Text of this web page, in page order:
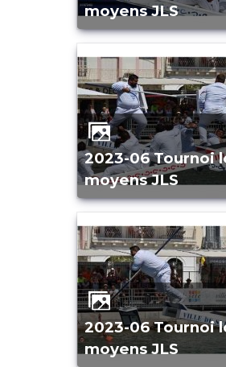
moyens JLS
2023-06 Tournoi lourds
moyens JLS
2023-06 Tournoi lourds
moyens JLS